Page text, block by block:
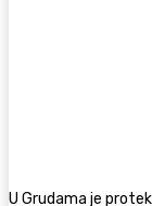
U Grudama je